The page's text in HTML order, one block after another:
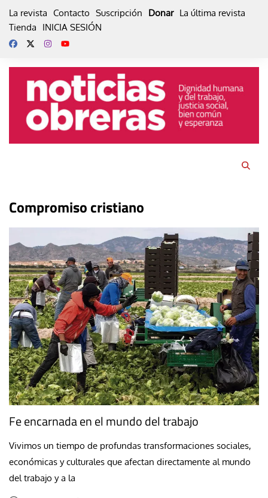
La revista Contacto Suscripción Donar La última revista
Tienda
INICIA SESIÓN
Compromiso cristiano
Fe encarnada en el mundo del trabajo
Vivimos un tiempo de profundas transformaciones sociales,
económicas y culturales que afectan directamente al mundo
del trabajo y a la